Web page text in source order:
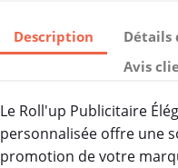
Description Détails
Avis
Le Roll'up Publicitaire
personnalisée offre une
promotion de votre